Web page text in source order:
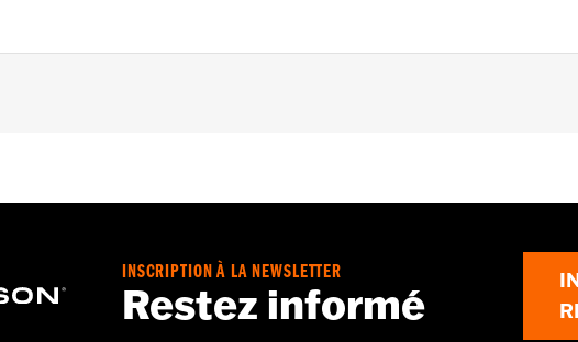
moteur peuvent nécessiter l'achat de nouveaux joints. Rendez-
INSCRIPTION À LA NEWSLETTER
Restez informé